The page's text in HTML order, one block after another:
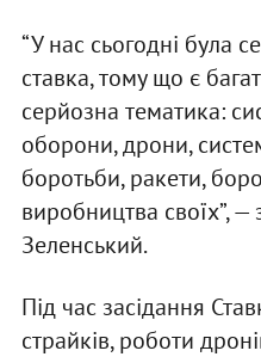
“У нас сьогодні була
ставка, тому що є
серйозна тематика:
оборони, дрони,
боротьби, ракети,
виробництва своїх”,
Зеленський.
Під час засідання
страйків, роботи